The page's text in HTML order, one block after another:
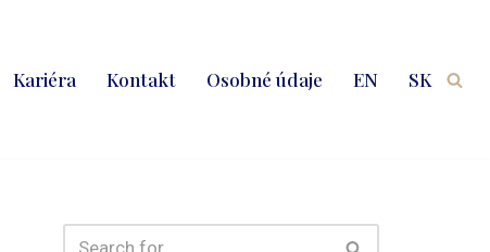
Kariéra Kontakt Osobné údaje EN SK